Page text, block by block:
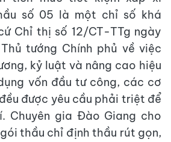
số 05 là một chỉ số khá
Chỉ thị số 12/CT-TTg ngày
tướng Chính phủ về việc
kỷ luật và nâng cao hiệu
vốn đầu tư công, các cơ
được yêu cầu phải triệt để
Chuyên gia Đào Giang cho
thầu chỉ định thầu rút gọn,